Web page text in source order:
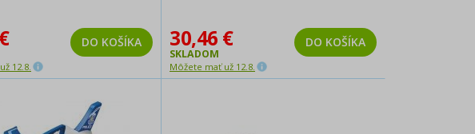
12.8.
DO KOŠÍKA 30,46 €
SKLADOM
Môžete mať už 12.8.
DO KOŠÍKA